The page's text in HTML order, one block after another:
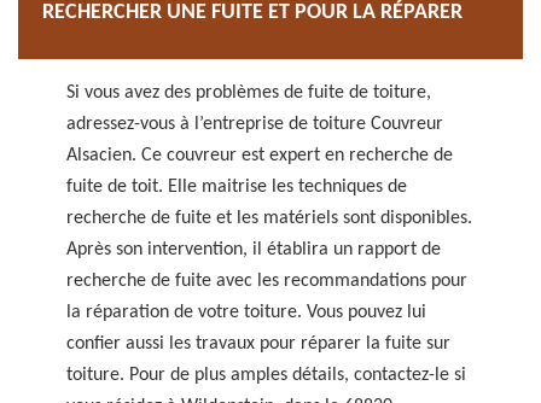
RECHERCHER UNE FUITE ET POUR LA RÉPARER
Si vous avez des problèmes de fuite de toiture,
adressez-vous à l’entreprise de toiture Couvreur
Alsacien. Ce couvreur est expert en recherche de
fuite de toit. Elle maitrise les techniques de
recherche de fuite et les matériels sont disponibles.
Après son intervention, il établira un rapport de
recherche de fuite avec les recommandations pour
la réparation de votre toiture. Vous pouvez lui
confier aussi les travaux pour réparer la fuite sur
toiture. Pour de plus amples détails, contactez-le si